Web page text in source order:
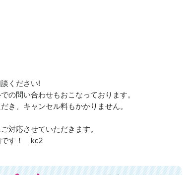
ください!
の問い合わせもおこなっております。
き、キャンセル料もかかりません。
対応させていただきます。
です！ kc2